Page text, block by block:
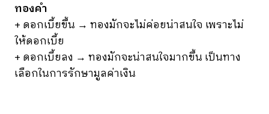
ทองคำ
+ ดอกเบี้ยขึ้น → ทองมักจะไม่ค่อยน่าสนใจ เพราะไม่
ให้ดอกเบี้ย
+ ดอกเบี้ยลง → ทองมักจะน่าสนใจมากขึ้น เป็นทาง
เลือกในการรักษามูลค่าเงิน